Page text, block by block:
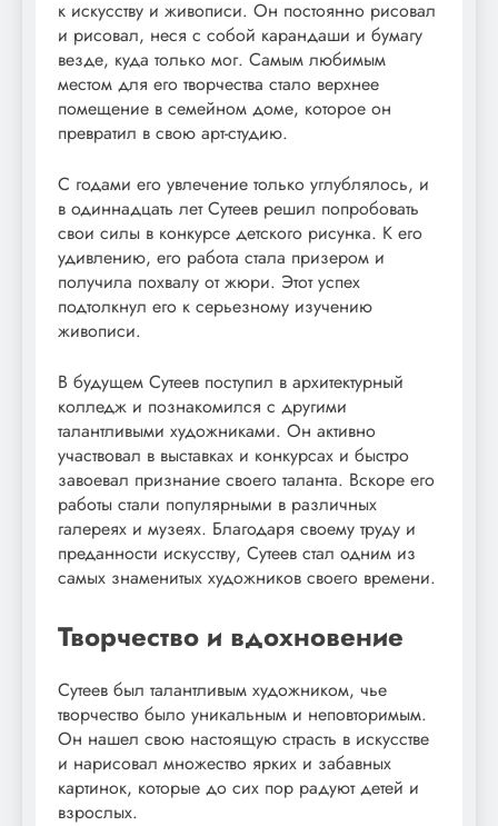
к искусству и живописи. Он постоянно рисовал
и рисовал, неся с собой карандаши и бумагу
везде, куда только мог. Самым любимым
местом для его творчества стало верхнее
помещение в семейном доме, которое он
превратил в свою арт-студию.
С годами его увлечение только углублялось, и
в одиннадцать лет Сутеев решил попробовать
свои силы в конкурсе детского рисунка. К его
удивлению, его работа стала призером и
получила похвалу от жюри. Этот успех
подтолкнул его к серьезному изучению
живописи.
В будущем Сутеев поступил в архитектурный
колледж и познакомился с другими
талантливыми художниками. Он активно
участвовал в выставках и конкурсах и быстро
завоевал признание своего таланта. Вскоре его
работы стали популярными в различных
галереях и музеях. Благодаря своему труду и
преданности искусству, Сутеев стал одним из
самых знаменитых художников своего времени.
Творчество и вдохновение
Сутеев был талантливым художником, чье
творчество было уникальным и неповторимым.
Он нашел свою настоящую страсть в искусстве
и нарисовал множество ярких и забавных
картинок, которые до сих пор радуют детей и
взрослых.